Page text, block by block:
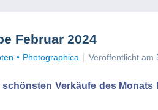
Februar 2024
Photographica Veröffentlicht am
Verkäufe des Monats